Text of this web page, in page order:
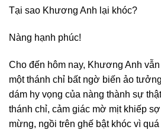
Tại sao Khương Anh lại khóc?
Nàng hạnh phúc!
Cho đến hôm nay, Khương Anh
một thánh chỉ bất ngờ biến ảo
dám hy vọng của nàng thành sự
thánh chỉ, cảm giác mờ mịt khiếp
mừng, ngồi trên ghế bật khóc vì